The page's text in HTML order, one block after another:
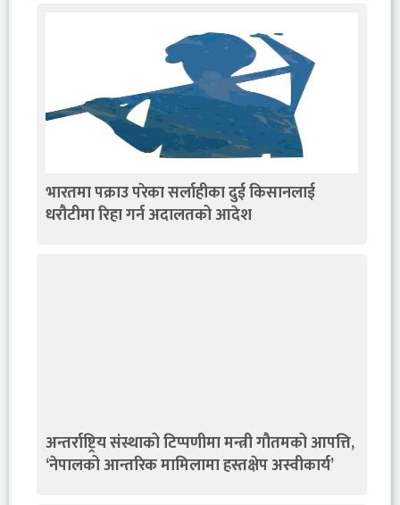
भारतमा पक्राउ परेका सर्लाहीका दुई किसानलाई
धरौटीमा रिहा गर्न अदालतको आदेश
अन्तर्राष्ट्रिय संस्थाको टिप्पणीमा मन्त्री गौतमको आपत्ति,
‘नेपालको आन्तरिक मामिलामा हस्तक्षेप अस्वीकार्य’